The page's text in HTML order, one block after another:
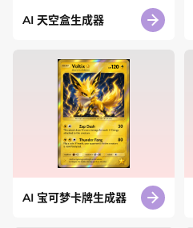
AI 天空盒生成器
AI 宝可梦卡牌生成器